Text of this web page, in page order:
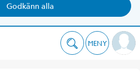
Godkänn alla
MENY